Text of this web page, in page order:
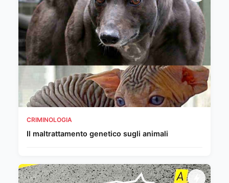
CRIMINOLOGIA
Il maltrattamento genetico sugli animali